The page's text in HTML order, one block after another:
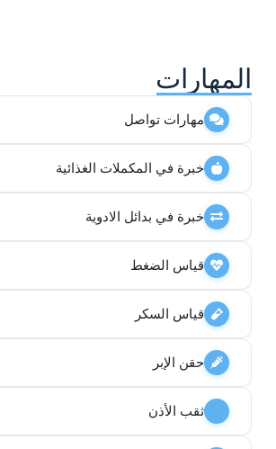
المهارات
مهارات تواصل
خبرة في المكملات الغذائية
خبرة في بدائل الادوية
قياس الضغط
قياس السكر
حقن الإبر
ثقب الأذن